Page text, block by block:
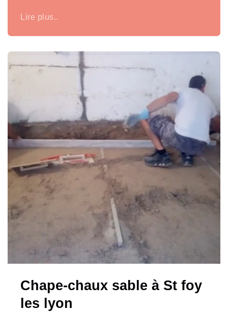
Lire plus..
Chape-chaux sable à St foy
les lyon